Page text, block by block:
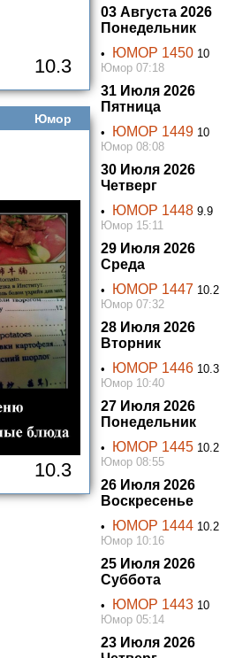
10.3
Юмор
10.3
03 Августа 2026
Понедельник
• ЮМОР 1450 10
Юмор 07:18
31 Июля 2026
Пятница
• ЮМОР 1449 10
Юмор 08:08
30 Июля 2026
Четверг
• ЮМОР 1448 9.9
Юмор 15:11
29 Июля 2026
Среда
• ЮМОР 1447 10.2
Юмор 07:32
28 Июля 2026
Вторник
• ЮМОР 1446 10.3
Юмор 10:40
27 Июля 2026
Понедельник
• ЮМОР 1445 10.2
Юмор 08:55
26 Июля 2026
Воскресенье
• ЮМОР 1444 10.2
Юмор 10:16
25 Июля 2026
Суббота
• ЮМОР 1443 10
Юмор 05:14
23 Июля 2026